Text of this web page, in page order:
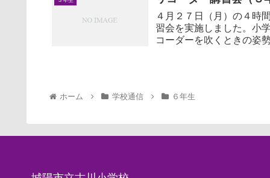
４月２７日（月）の４時
習会を実施しました。小
コーダーを吹くときの姿
ホーム 学校通信 ６年生